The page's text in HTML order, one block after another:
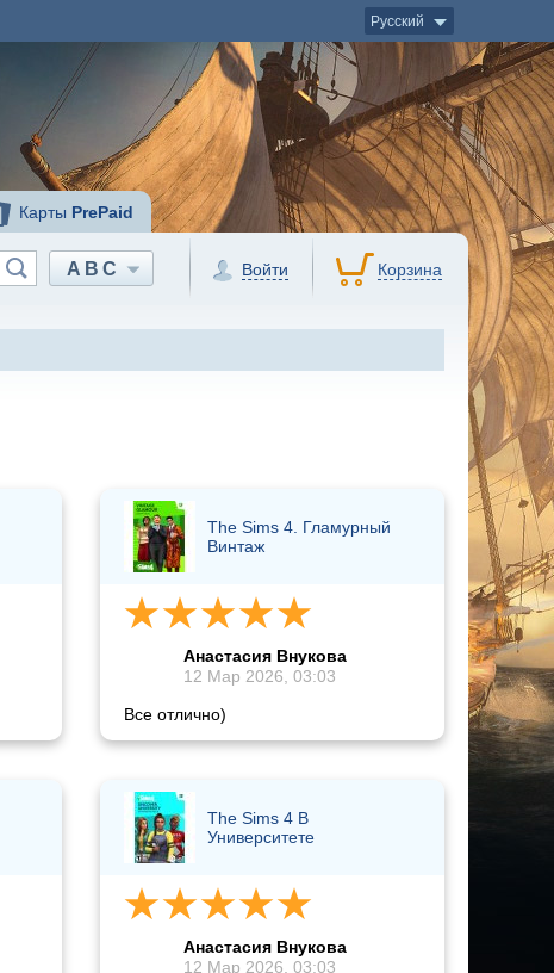
Русский
Карты PrePaid
ABC Войти Корзина
The Sims 4. Гламурный
Винтаж
Анастасия Внукова
12 Мар 2026, 03:03
Все отлично)
The Sims 4 В
Университете
Анастасия Внукова
12 Мар 2026, 03:03